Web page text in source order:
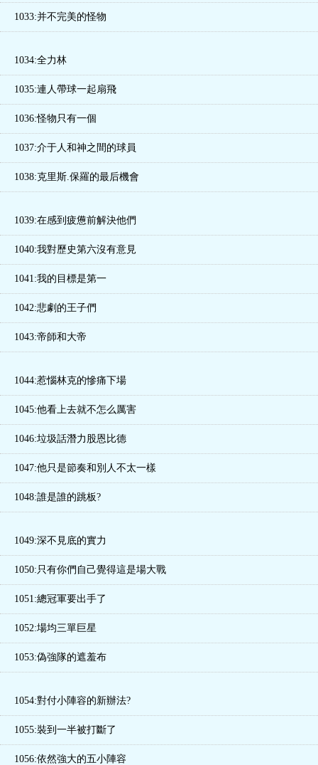
1033:并不完美的怪物
1034:全力林
1035:連人帶球一起扇飛
1036:怪物只有一個
1037:介于人和神之間的球員
1038:克里斯.保羅的最后機會
1039:在感到疲憊前解決他們
1040:我對歷史第六沒有意見
1041:我的目標是第一
1042:悲劇的王子們
1043:帝師和大帝
1044:惹惱林克的慘痛下場
1045:他看上去就不怎么厲害
1046:垃圾話潛力股恩比德
1047:他只是節奏和別人不太一樣
1048:誰是誰的跳板?
1049:深不見底的實力
1050:只有你們自己覺得這是場大戰
1051:總冠軍要出手了
1052:場均三單巨星
1053:偽強隊的遮羞布
1054:對付小陣容的新辦法?
1055:裝到一半被打斷了
1056:依然強大的五小陣容